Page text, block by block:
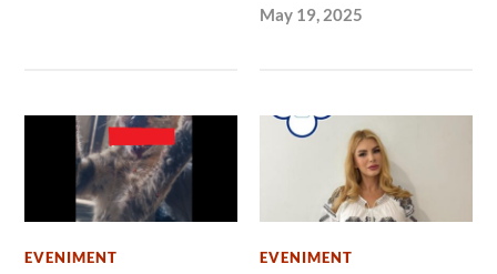
May 19, 2025
EVENIMENT EVENIMENT